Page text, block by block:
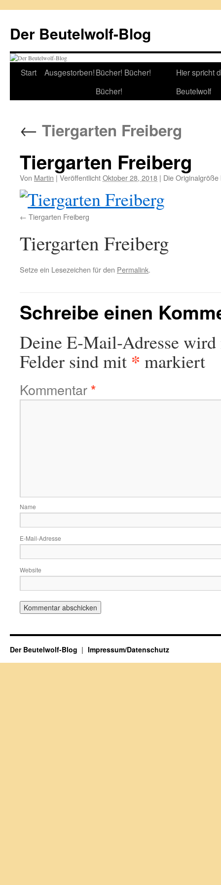
springen
Der Beutelwolf-Blog
Start Ausgestorben!Bücher! Bücher!
Bücher!
Hier spricht
Beutelwolf
← Tiergarten Freiberg
Tiergarten Freiberg
Von Martin | VeröffentlichtOktober 28, 2018 | Die
Tiergarten Freiberg
Tiergarten Freiberg
Setze ein Lesezeichen für den Permalink.
Schreibe einen
Deine E-Mail-Adresse
Felder sind mit * markiert
Kommentar*
Name
E-Mail-Adresse
Website
Der Beutelwolf-Blog Impressum/Datenschutz